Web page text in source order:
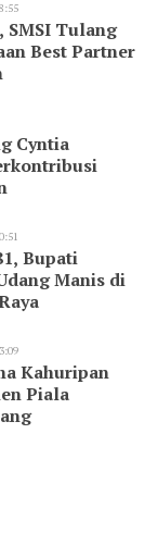
SMSI Tulang
Best Partner
Cyntia
Bupati
Manis di
Kahuripan
Piala